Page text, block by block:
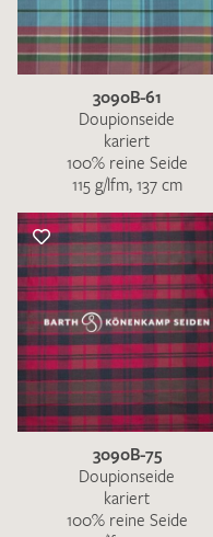
3090B-61
Doupionseide
kariert
100% reine Seide
115 g/lfm, 137 cm
3090B-75
Doupionseide
kariert
100% reine Seide